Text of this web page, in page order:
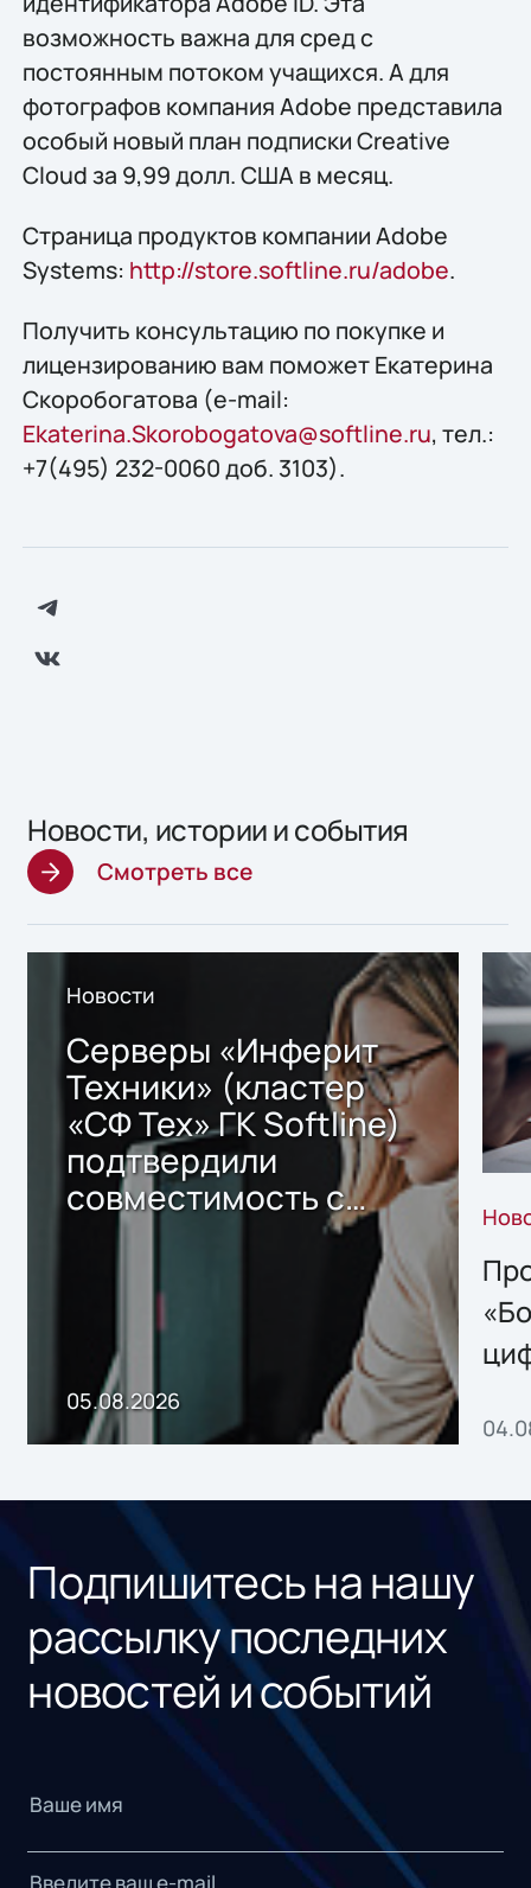
возможность важна для сред с
постоянным потоком учащихся. А для
фотографов компания Adobe представила
особый новый план подписки Creative
Cloud за 9,99 долл. США в месяц.
Страница продуктов компании Adobe
Systems: http://store.softline.ru/adobe.
Получить консультацию по покупке и
лицензированию вам поможет Екатерина
Скоробогатова (e-mail:
Ekaterina.Skorobogatova@softline.ru, тел.:
+7(495) 232-0060 доб. 3103).
Новости, истории и события
Смотреть все
Новости
Серверы «Инферит
Техники» (кластер
«СФ Тех» ГК Softline)
подтвердили
совместимость с
решением Sharx
хранения данных
05.08.2026
Подпишитесь на нашу
рассылку последних
новостей и событий